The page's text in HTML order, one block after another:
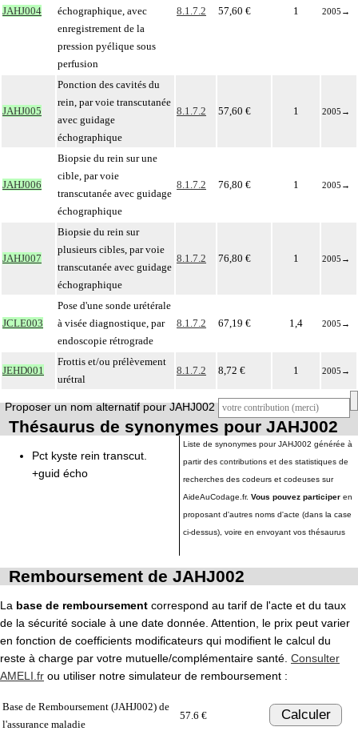
JAHJ004
échographique, avec
enregistrement de la
pression pyélique sous
perfusion
8.1.7.2 57,60 € 1 2005 →
JAHJ005
Ponction des cavités du
rein, par voie transcutanée
avec guidage
échographique
8.1.7.2 57,60 € 1 2005 →
JAHJ006
Biopsie du rein sur une
cible, par voie
transcutanée avec guidage
échographique
8.1.7.2 76,80 € 1 2005 →
JAHJ007
Biopsie du rein sur
plusieurs cibles, par voie
transcutanée avec guidage
échographique
8.1.7.2 76,80 € 1 2005 →
JCLE003
Pose d'une sonde urétérale
à visée diagnostique, par
endoscopie rétrograde
8.1.7.2 67,19 € 1,4 2005 →
JEHD001
Frottis et/ou prélèvement
urétral
8.1.7.2 8,72 € 1 2005 →
Proposer un nom alternatif pour JAHJ002
Thésaurus de synonymes pour JAHJ002
Pct kyste rein transcut.
+guid écho
Liste de synonymes pour JAHJ002 générée à
partir des contributions et des statistiques de
recherches des codeurs et codeuses sur
AideAuCodage.fr. Vous pouvez participer en
proposant d'autres noms d'acte (dans la case
ci-dessus), voire en envoyant vos thésaurus
Remboursement de JAHJ002
La base de remboursement correspond au tarif de l'acte et du taux
de la sécurité sociale à une date donnée. Attention, le prix peut varier
en fonction de coefficients modificateurs qui modifient le calcul du
reste à charge par votre mutuelle/complémentaire santé. Consulter
AMELI.fr ou utiliser notre simulateur de remboursement :
Base de Remboursement (JAHJ002) de
l'assurance maladie
57.6 € Calculer